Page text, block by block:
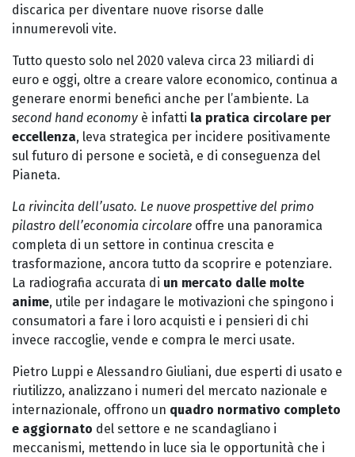
discarica per diventare nuove risorse dalle
innumerevoli vite.
Tutto questo solo nel 2020 valeva circa 23 miliardi di
euro e oggi, oltre a creare valore economico, continua a
generare enormi benefici anche per l’ambiente. La
second hand economy è infatti la pratica circolare per
eccellenza, leva strategica per incidere positivamente
sul futuro di persone e società, e di conseguenza del
Pianeta.
La rivincita dell’usato. Le nuove prospettive del primo
pilastro dell’economia circolare offre una panoramica
completa di un settore in continua crescita e
trasformazione, ancora tutto da scoprire e potenziare.
La radiografia accurata di un mercato dalle molte
anime, utile per indagare le motivazioni che spingono i
consumatori a fare i loro acquisti e i pensieri di chi
invece raccoglie, vende e compra le merci usate.
Pietro Luppi e Alessandro Giuliani, due esperti di usato e
riutilizzo, analizzano i numeri del mercato nazionale e
internazionale, offrono un quadro normativo completo
e aggiornato del settore e ne scandagliano i
meccanismi, mettendo in luce sia le opportunità che i